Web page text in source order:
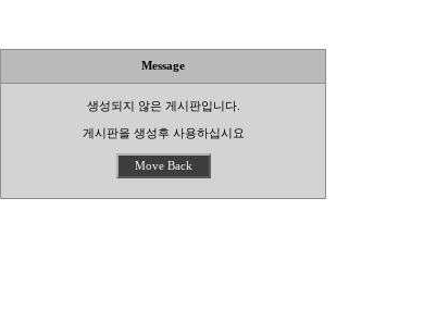
Message
생성되지 않은 게시판입니다.
게시판을 생성후 사용하십시요